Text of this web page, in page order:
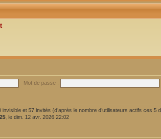
Mot de passe :
et 57 invités (d’après le nombre d’utilisateurs actifs ces 5
, le dim. 12 avr. 2026 22:02